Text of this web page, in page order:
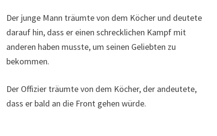
Der junge Mann träumte von dem Köcher und deutete
darauf hin, dass er einen schrecklichen Kampf mit
anderen haben musste, um seinen Geliebten zu
bekommen.
Der Offizier träumte von dem Köcher, der andeutete,
dass er bald an die Front gehen würde.